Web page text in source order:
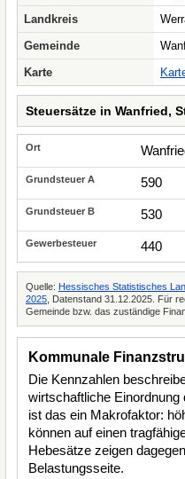
Landkreis
Gemeinde
Karte
Steuersätze in Wanfried,
590
530
440
Quelle: Hessisches Statistisches
2025 , Datenstand 31.12.2025. Für
Gemeinde bzw. das zuständige
Kommunale
Die Kennzahlen
wirtschaftliche
ist das ein Makrofaktor:
können auf einen
Hebesätze zeigen
Belastungsseite.